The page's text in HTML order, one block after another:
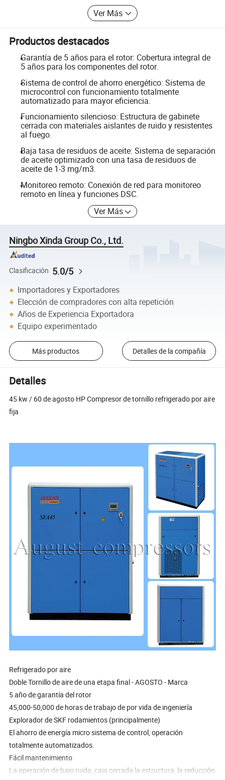
Ver Más
Productos destacados
Garantía de 5 años para el rotor: Cobertura integral de
5 años para los componentes del rotor.
Sistema de control de ahorro energético: Sistema de
microcontrol con funcionamiento totalmente
automatizado para mayor eficiencia.
Funcionamiento silencioso: Estructura de gabinete
cerrada con materiales aislantes de ruido y resistentes
al fuego.
Baja tasa de residuos de aceite: Sistema de separación
de aceite optimizado con una tasa de residuos de
aceite de 1-3 mg/m3.
Monitoreo remoto: Conexión de red para monitoreo
remoto en línea y funciones DSC.
Ver Más
Ningbo Xinda Group Co., Ltd.
Clasificación 5.0/5
Importadores y Exportadores
Elección de compradores con alta repetición
Años de Experiencia Exportadora
Equipo experimentado
Más productos Detalles de la compañía
Detalles
45 kw / 60 de agosto HP Compresor de tornillo refrigerado por aire
fija
Refrigerado por aire
Doble Tornillo de aire de una etapa final - AGOSTO - Marca
5 año de garantía del rotor
45,000-50,000 de horas de trabajo de por vida de ingeniería
Explorador de SKF rodamientos (principalmente)
El ahorro de energía micro sistema de control, operación
totalmente automatizados.
Fácil mantenimiento
La operación de bajo ruido, caja cerrada la estructura, la reducción